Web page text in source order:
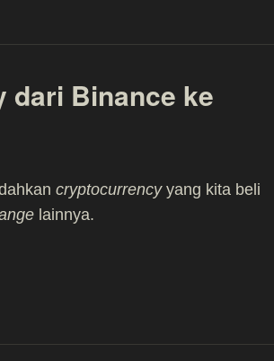
dari Binance ke
cryptocurrencyyang kita beli
lainnya.